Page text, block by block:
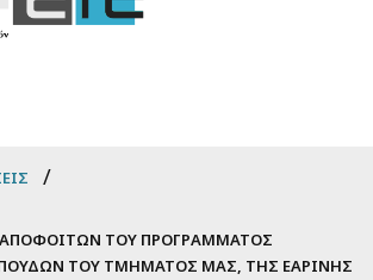
ΤΟΥ ΠΡΟΓΡΆΜΜΑΤΟΣ
ΤΟΥ ΤΜΉΜΑΤΌΣ ΜΑΣ, ΤΗΣ ΕΑΡΙΝΉΣ